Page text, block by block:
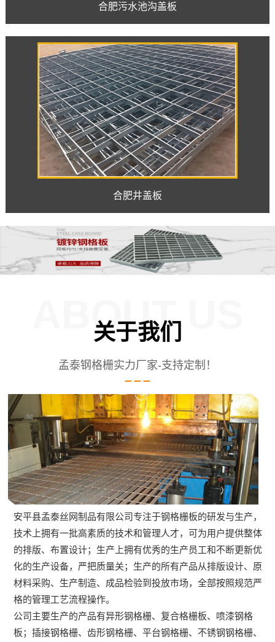
合肥污水池沟盖板
合肥井盖板
关于我们
ABOUT US
孟泰钢格栅实力厂家-支持定制！
安平县孟泰丝网制品有限公司专注于钢格栅板的研发与生产，
技术上拥有一批高素质的技术和管理人才，可为用户提供整体
的排版、布置设计；生产上拥有优秀的生产员工和不断更新优
化的生产设备，严把质量关；生产的所有产品从排版设计、原
材料采购、生产制造、成品检验到投放市场，全部按照规范严
格的管理工艺流程操作。
公司主要生产的产品有异形钢格栅、复合格栅板、喷漆钢格
板；插接钢格栅、齿形钢格栅、平台钢格栅、不锈钢钢格栅、